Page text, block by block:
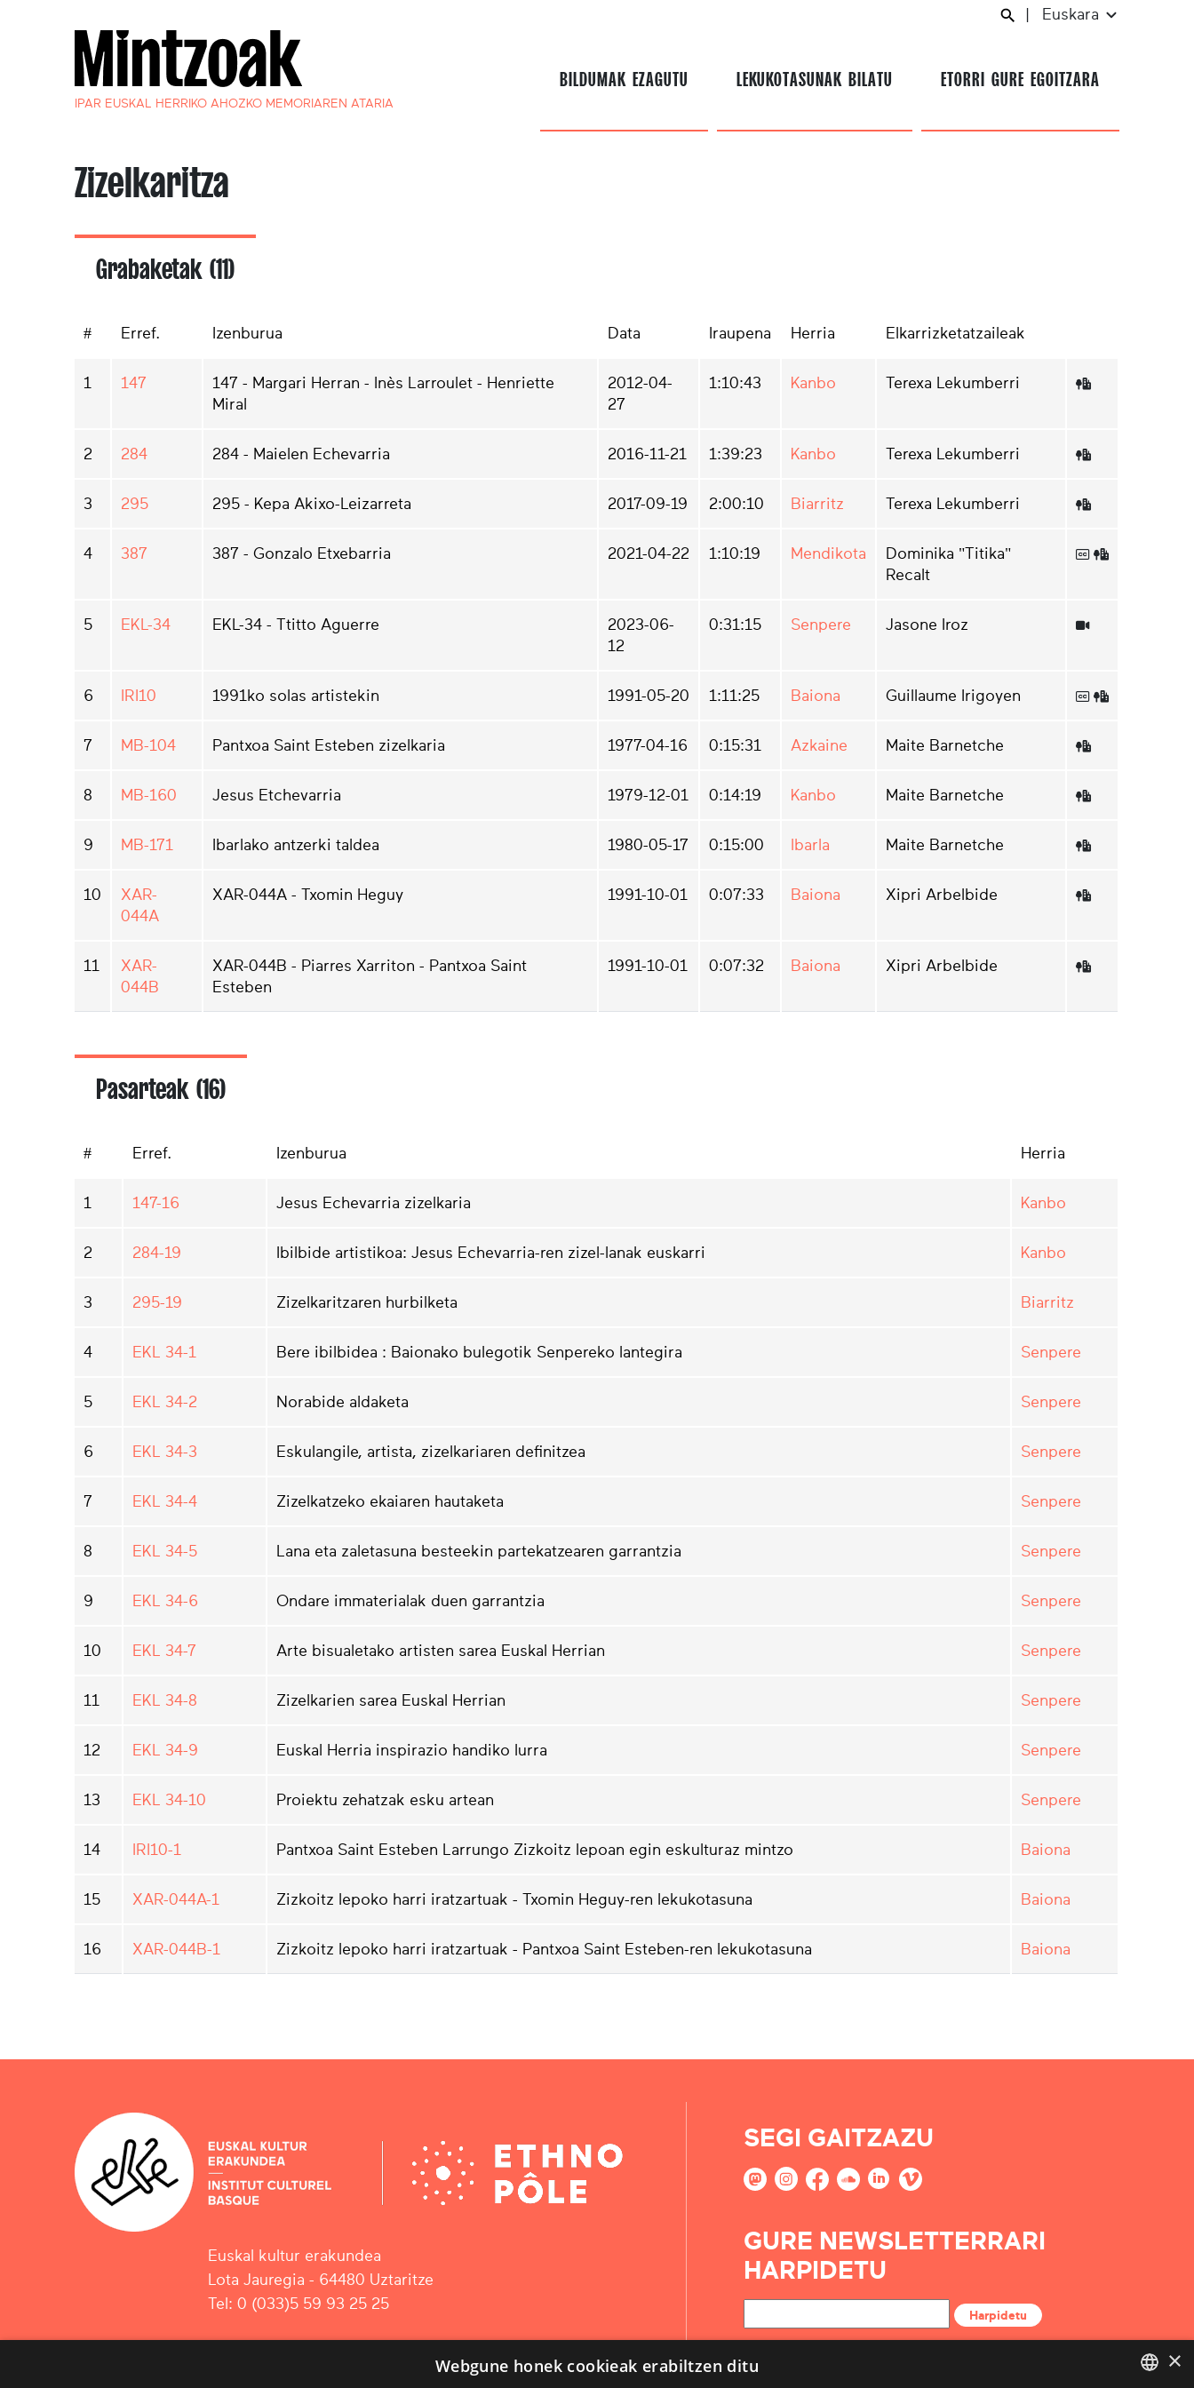
IPAR EUSKAL HERRIKO AHOZKO MEMORIAREN ATARIA
Euskara
BILDUMAK EZAGUTU LEKUKOTASUNAK BILATU ETORRI GURE EGOITZARA
Zizelkaritza
Grabaketak (11)
# Erref. Izenburua Data Iraupena Herria Elkarrizketatzaileak
1 147
147 - Margari Herran - Inès Larroulet - Henriette
Miral
2012-04-
27
1:10:43 Kanbo Terexa Lekumberri
2 284 284 - Maielen Echevarria 2016-11-21 1:39:23 Kanbo Terexa Lekumberri
3 295 295 - Kepa Akixo-Leizarreta 2017-09-19 2:00:10 Biarritz Terexa Lekumberri
4 387 387 - Gonzalo Etxebarria 2021-04-22 1:10:19 Mendikota
Dominika "Titika"
Recalt
5 EKL-34 EKL-34 - Ttitto Aguerre
2023-06-
12
0:31:15 Senpere Jasone Iroz
6 IRI10 1991ko solas artistekin 1991-05-20 1:11:25 Baiona Guillaume Irigoyen
7 MB-104 Pantxoa Saint Esteben zizelkaria 1977-04-16 0:15:31 Azkaine Maite Barnetche
8 MB-160 Jesus Etchevarria 1979-12-01 0:14:19 Kanbo Maite Barnetche
9 MB-171 Ibarlako antzerki taldea 1980-05-17 0:15:00 Ibarla Maite Barnetche
10
XAR-
044A
XAR-044A - Txomin Heguy 1991-10-01 0:07:33 Baiona Xipri Arbelbide
11
XAR-
044B
XAR-044B - Piarres Xarriton - Pantxoa Saint
Esteben
1991-10-01 0:07:32 Baiona Xipri Arbelbide
Pasarteak (16)
# Erref. Izenburua Herria
1 147-16 Jesus Echevarria zizelkaria Kanbo
2 284-19 Ibilbide artistikoa: Jesus Echevarria-ren zizel-lanak euskarri Kanbo
3 295-19 Zizelkaritzaren hurbilketa Biarritz
4 EKL 34-1 Bere ibilbidea : Baionako bulegotik Senpereko lantegira Senpere
5 EKL 34-2 Norabide aldaketa Senpere
6 EKL 34-3 Eskulangile, artista, zizelkariaren definitzea Senpere
7 EKL 34-4 Zizelkatzeko ekaiaren hautaketa Senpere
8 EKL 34-5 Lana eta zaletasuna besteekin partekatzearen garrantzia Senpere
9 EKL 34-6 Ondare immaterialak duen garrantzia Senpere
10 EKL 34-7 Arte bisualetako artisten sarea Euskal Herrian Senpere
11 EKL 34-8 Zizelkarien sarea Euskal Herrian Senpere
12 EKL 34-9 Euskal Herria inspirazio handiko lurra Senpere
13 EKL 34-10 Proiektu zehatzak esku artean Senpere
14 IRI10-1 Pantxoa Saint Esteben Larrungo Zizkoitz lepoan egin eskulturaz mintzo Baiona
15 XAR-044A-1 Zizkoitz lepoko harri iratzartuak - Txomin Heguy-ren lekukotasuna Baiona
16 XAR-044B-1 Zizkoitz lepoko harri iratzartuak - Pantxoa Saint Esteben-ren lekukotasuna Baiona
Euskal kultur erakundea
Lota Jauregia - 64480 Uztaritze
Tel: 0 (033)5 59 93 25 25
SEGI GAITZAZU
GURE NEWSLETTERRARI
HARPIDETU
Harpidetu
×
Webgune honek cookieak erabiltzen ditu